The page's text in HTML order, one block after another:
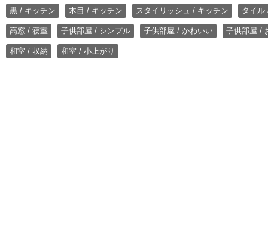
黒 / キッチン 木目 / キッチン スタイリッシュ / キッチン タイル
高窓 / 寝室 子供部屋 / シンプル 子供部屋 / かわいい 子供部屋 /
和室 / 収納 和室 / 小上がり